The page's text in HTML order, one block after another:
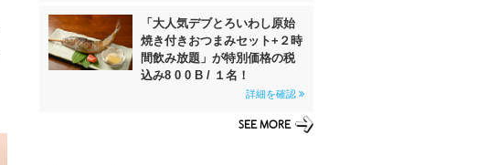
「大人気デブとろいわし原始
焼き付きおつまみセット+２時
間飲み放題」が特別価格の税
込み8 0 0 B / １名！
詳細を確認
SEE MORE